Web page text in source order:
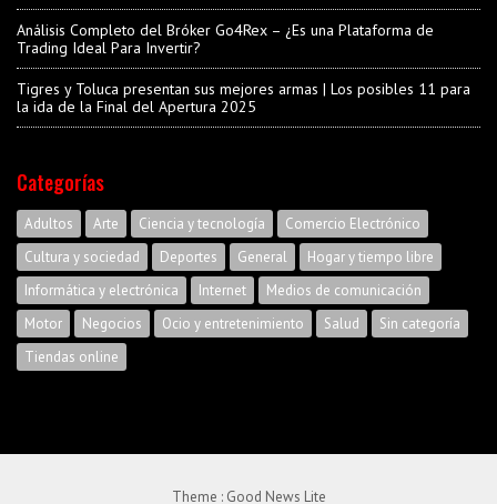
Análisis Completo del Bróker Go4Rex – ¿Es una Plataforma de
Trading Ideal Para Invertir?
Tigres y Toluca presentan sus mejores armas | Los posibles 11 para
la ida de la Final del Apertura 2025
Categorías
Adultos Arte Ciencia y tecnología
Comercio Electrónico
Cultura y sociedad
Deportes General
Hogar y tiempo libre
Informática y electrónica
Internet
Medios de comunicación
Motor
Negocios Ocio y entretenimiento Salud
Sin categoría
Tiendas online
Theme : Good News Lite